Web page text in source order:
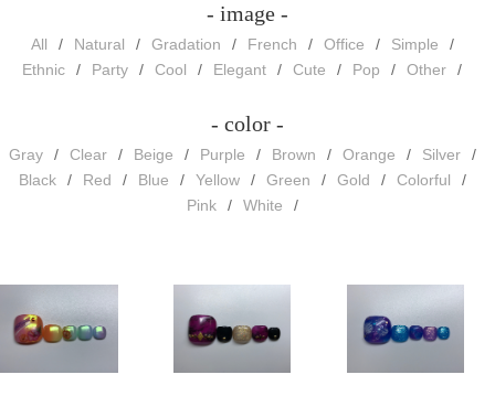
- image -
All Natural Gradation French Office
Simple
Ethnic
Party Cool Elegant Cute Pop Other
- color -
Gray Clear Beige Purple Brown Orange
Silver
Black
Red Blue Yellow Green Gold
Colorful
Pink
White